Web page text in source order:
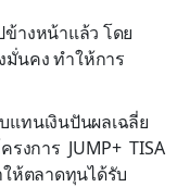
างหน้าแล้ว โดย
มั่นคง ทำให้การ
ทนเงินปันผลเฉลี่ย
งการ JUMP+ TISA
ให้ตลาดทุนได้รับ